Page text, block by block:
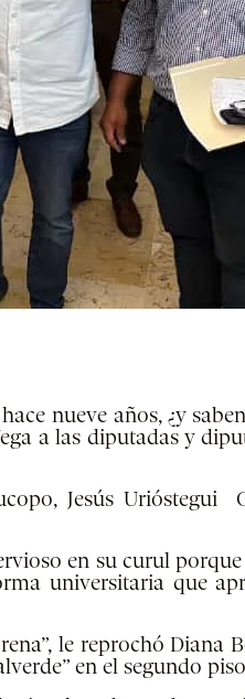
nueve años, ¿y
a las diputadas y
Jesús Urióstegui
en su curul
universitaria que
le reprochó Diana
en el segundo